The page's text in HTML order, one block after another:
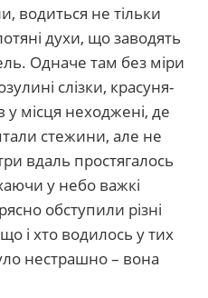
водиться не тільки
духи, що заводять
Одначе там без міри
слізки, красуня-
у місця неходжені, де
стежини, але не
вдаль простягалось
у небо важкі
обступили різні
і хто водилось у тих
нестрашно – вона